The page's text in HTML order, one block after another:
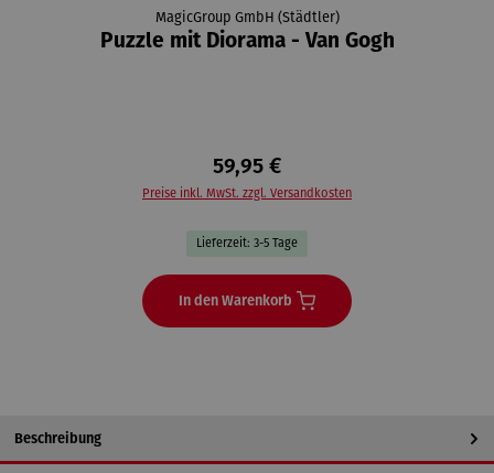
MagicGroup GmbH (Städtler)
Puzzle mit Diorama - Van Gogh
59,95 €
Preise inkl. MwSt. zzgl. Versandkosten
Lieferzeit: 3-5 Tage
In den Warenkorb
Beschreibung